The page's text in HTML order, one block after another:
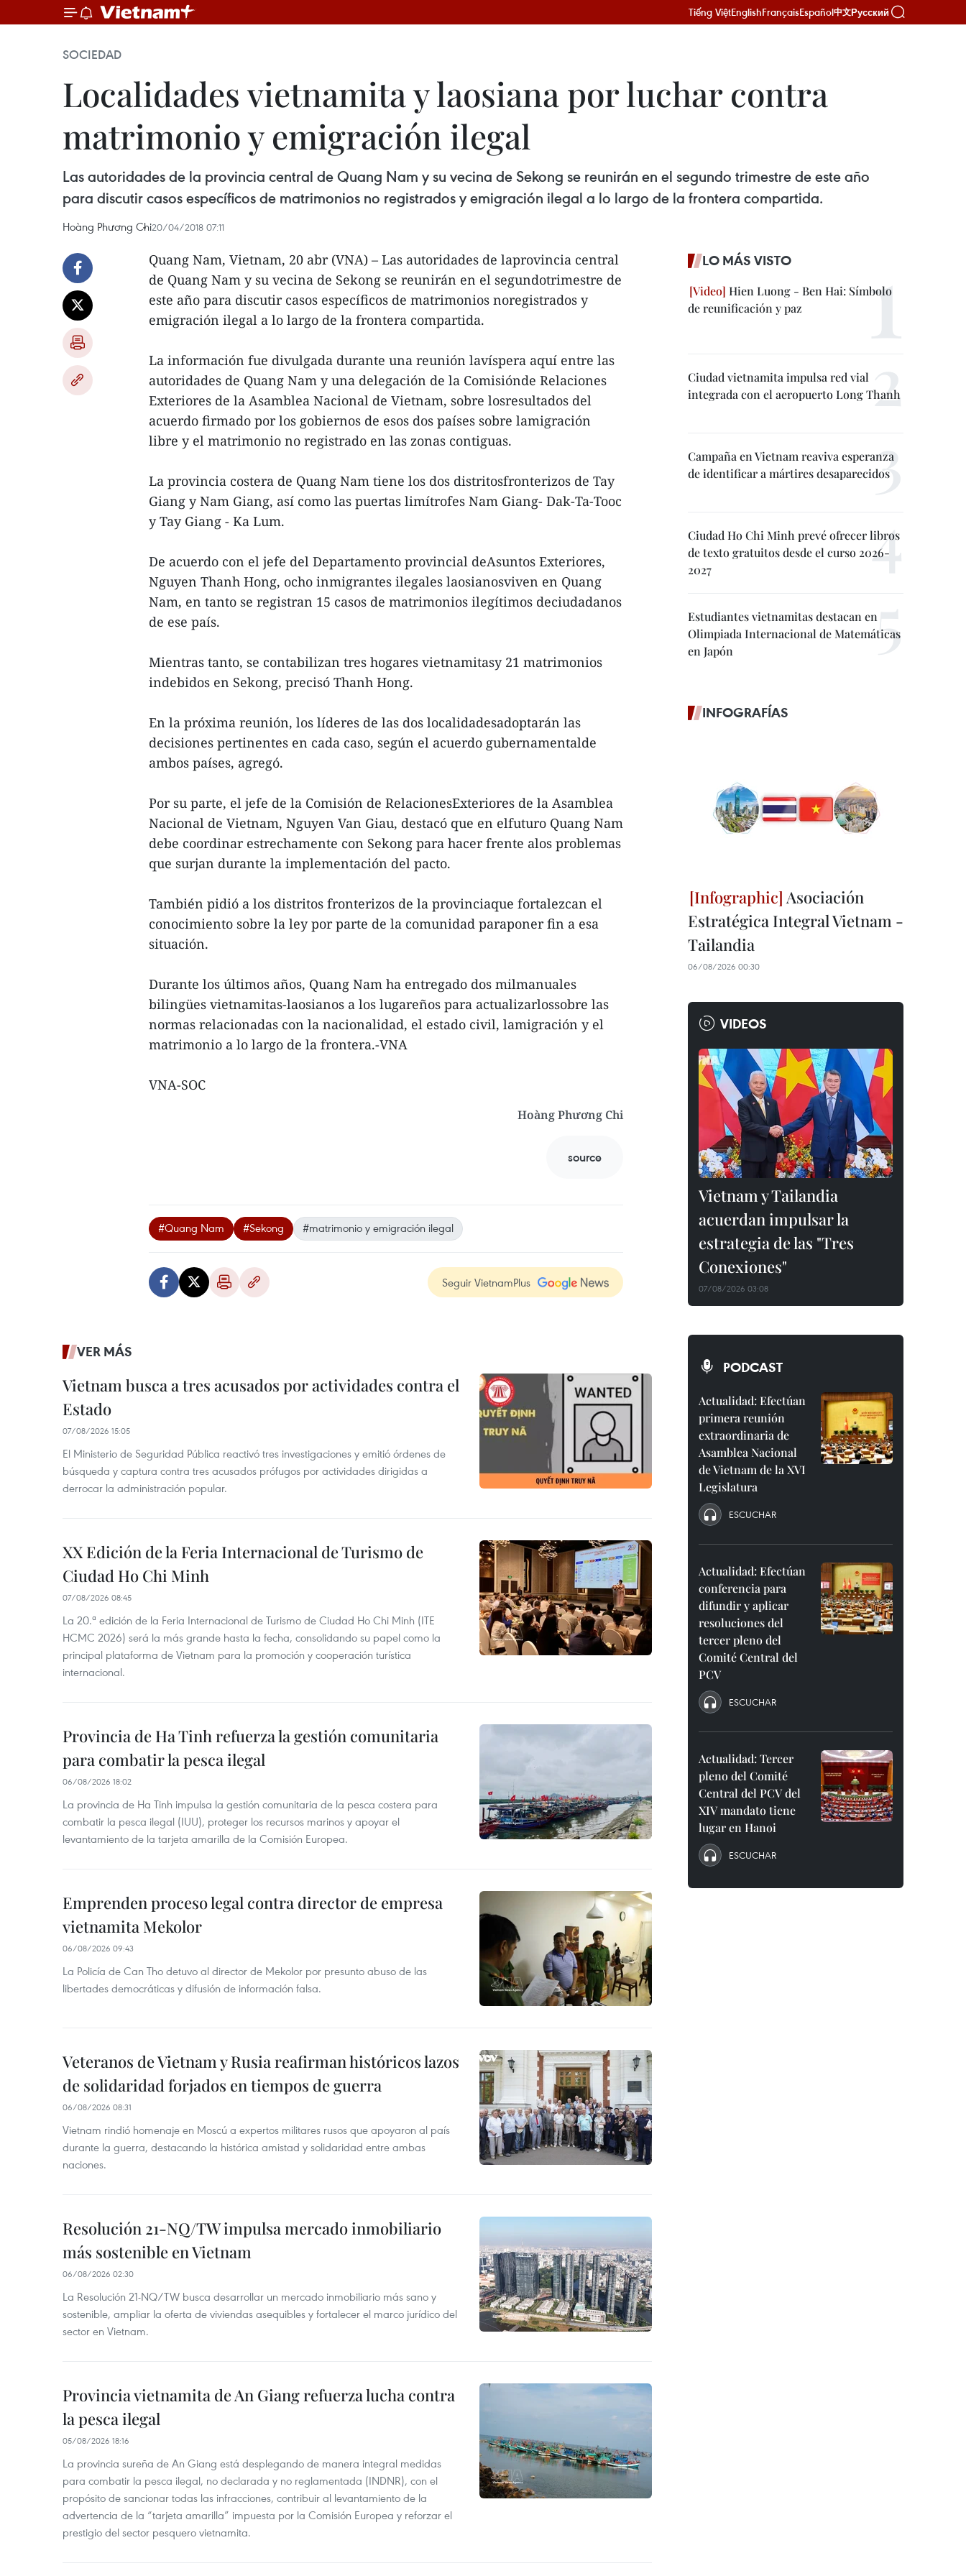
Tiếng ViệtEnglishFrançaisEspañol中文Русский
SOCIEDAD
Localidades vietnamita y laosiana por luchar contra
matrimonio y emigración ilegal
Las autoridades de la provincia central de Quang Nam y su vecina de Sekong se reunirán en el segundo trimestre de este año
para discutir casos específicos de matrimonios no registrados y emigración ilegal a lo largo de la frontera compartida.
Hoàng Phương Chi20/04/2018 07:11
Quang Nam, Vietnam, 20 abr (VNA) – Las autoridades de laprovincia central
de Quang Nam y su vecina de Sekong se reunirán en el segundotrimestre de
este año para discutir casos específicos de matrimonios noregistrados y
emigración ilegal a lo largo de la frontera compartida.
La información fue divulgada durante una reunión lavíspera aquí entre las
autoridades de Quang Nam y una delegación de la Comisiónde Relaciones
Exteriores de la Asamblea Nacional de Vietnam, sobre losresultados del
acuerdo firmado por los gobiernos de esos dos países sobre lamigración
libre y el matrimonio no registrado en las zonas contiguas.
La provincia costera de Quang Nam tiene los dos distritosfronterizos de Tay
Giang y Nam Giang, así como las puertas limítrofes Nam Giang- Dak-Ta-Tooc
y Tay Giang - Ka Lum.
De acuerdo con el jefe del Departamento provincial deAsuntos Exteriores,
Nguyen Thanh Hong, ocho inmigrantes ilegales laosianosviven en Quang
Nam, en tanto se registran 15 casos de matrimonios ilegítimos deciudadanos
de ese país.
Mientras tanto, se contabilizan tres hogares vietnamitasy 21 matrimonios
indebidos en Sekong, precisó Thanh Hong.
En la próxima reunión, los líderes de las dos localidadesadoptarán las
decisiones pertinentes en cada caso, según el acuerdo gubernamentalde
ambos países, agregó.
Por su parte, el jefe de la Comisión de RelacionesExteriores de la Asamblea
Nacional de Vietnam, Nguyen Van Giau, destacó que en elfuturo Quang Nam
debe coordinar estrechamente con Sekong para hacer frente alos problemas
que surjan durante la implementación del pacto.
También pidió a los distritos fronterizos de la provinciaque fortalezcan el
conocimiento sobre la ley por parte de la comunidad paraponer fin a esa
situación.
Durante los últimos años, Quang Nam ha entregado dos milmanuales
bilingües vietnamitas-laosianos a los lugareños para actualizarlossobre las
normas relacionadas con la nacionalidad, el estado civil, lamigración y el
matrimonio a lo largo de la frontera.-VNA
VNA-SOC
Hoàng Phương Chi
source
#Quang Nam #Sekong #matrimonio y emigración ilegal
Seguir VietnamPlus
VER MÁS
Vietnam busca a tres acusados por actividades contra el
Estado
07/08/2026 15:05
El Ministerio de Seguridad Pública reactivó tres investigaciones y emitió órdenes de
búsqueda y captura contra tres acusados prófugos por actividades dirigidas a
derrocar la administración popular.
XX Edición de la Feria Internacional de Turismo de
Ciudad Ho Chi Minh
07/08/2026 08:45
La 20.ª edición de la Feria Internacional de Turismo de Ciudad Ho Chi Minh (ITE
HCMC 2026) será la más grande hasta la fecha, consolidando su papel como la
principal plataforma de Vietnam para la promoción y cooperación turística
internacional.
Provincia de Ha Tinh refuerza la gestión comunitaria
para combatir la pesca ilegal
06/08/2026 18:02
La provincia de Ha Tinh impulsa la gestión comunitaria de la pesca costera para
combatir la pesca ilegal (IUU), proteger los recursos marinos y apoyar el
levantamiento de la tarjeta amarilla de la Comisión Europea.
Emprenden proceso legal contra director de empresa
vietnamita Mekolor
06/08/2026 09:43
La Policía de Can Tho detuvo al director de Mekolor por presunto abuso de las
libertades democráticas y difusión de información falsa.
Veteranos de Vietnam y Rusia reafirman históricos lazos
de solidaridad forjados en tiempos de guerra
06/08/2026 08:31
Vietnam rindió homenaje en Moscú a expertos militares rusos que apoyaron al país
durante la guerra, destacando la histórica amistad y solidaridad entre ambas
naciones.
Resolución 21-NQ/TW impulsa mercado inmobiliario
más sostenible en Vietnam
06/08/2026 02:30
La Resolución 21-NQ/TW busca desarrollar un mercado inmobiliario más sano y
sostenible, ampliar la oferta de viviendas asequibles y fortalecer el marco jurídico del
sector en Vietnam.
Provincia vietnamita de An Giang refuerza lucha contra
la pesca ilegal
05/08/2026 18:16
La provincia sureña de An Giang está desplegando de manera integral medidas
para combatir la pesca ilegal, no declarada y no reglamentada (INDNR), con el
propósito de sancionar todas las infracciones, contribuir al levantamiento de la
advertencia de la “tarjeta amarilla” impuesta por la Comisión Europea y reforzar el
prestigio del sector pesquero vietnamita.
LO MÁS VISTO
Hien Luong - Ben Hai: Símbolo
de reunificación y paz
Ciudad vietnamita impulsa red vial
integrada con el aeropuerto Long Thanh
Campaña en Vietnam reaviva esperanza
de identificar a mártires desaparecidos
Ciudad Ho Chi Minh prevé ofrecer libros
de texto gratuitos desde el curso 2026-
2027
Estudiantes vietnamitas destacan en
Olimpiada Internacional de Matemáticas
en Japón
INFOGRAFÍAS
Asociación
Estratégica Integral Vietnam -
Tailandia
06/08/2026 00:30
VIDEOS
Vietnam y Tailandia
acuerdan impulsar la
estrategia de las "Tres
Conexiones"
07/08/2026 03:08
PODCAST
Actualidad: Efectúan
primera reunión
extraordinaria de
Asamblea Nacional
de Vietnam de la XVI
Legislatura
ESCUCHAR
Actualidad: Efectúan
conferencia para
difundir y aplicar
resoluciones del
tercer pleno del
Comité Central del
PCV
ESCUCHAR
Actualidad: Tercer
pleno del Comité
Central del PCV del
XIV mandato tiene
lugar en Hanoi
ESCUCHAR